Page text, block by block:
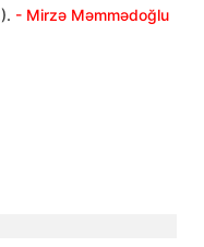
- Mirzə Məmmədoğlu